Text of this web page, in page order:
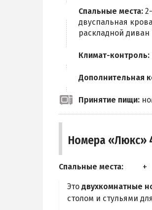
Спальные места:
двуспальная
раскладной диван
Климат-контроль:
Дополнительная
Принятие пищи:
Номера «Люкс»
Спальные места:
Это двухкомнатные
столом и стульями